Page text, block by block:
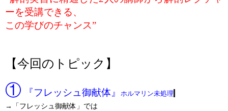
ーを受講できる、
この学びのチャンス”
【今回の トピック】
① 『フレッシュ御献体』
ホルマリン未処理
→「フレッシュ御献体」では